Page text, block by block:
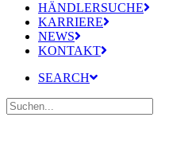
HÄNDLERSUCHE
KARRIERE
NEWS
KONTAKT
SEARCH